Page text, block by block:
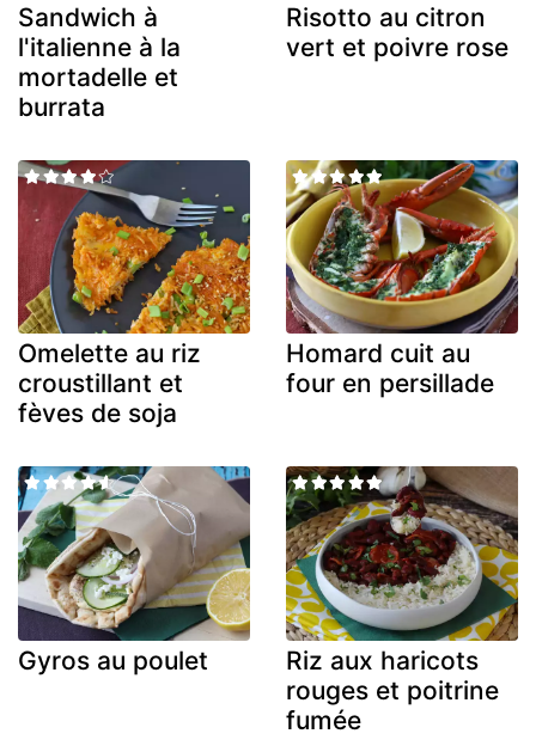
Sandwich à
l'italienne à la
mortadelle et
burrata
Risotto au citron
vert et poivre rose
Omelette au riz
croustillant et
fèves de soja
Homard cuit au
four en persillade
Gyros au poulet
Riz aux haricots
rouges et poitrine
fumée